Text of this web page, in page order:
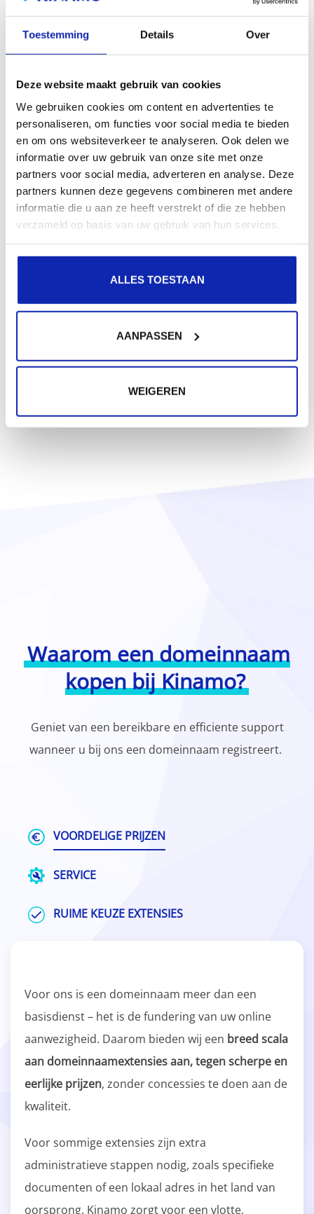
Toestemming Details Over
Deze website maakt gebruik van cookies
We gebruiken cookies om content en advertenties te
personaliseren, om functies voor social media te bieden
en om ons websiteverkeer te analyseren. Ook delen we
informatie over uw gebruik van onze site met onze
partners voor social media, adverteren en analyse. Deze
partners kunnen deze gegevens combineren met andere
informatie die u aan ze heeft verstrekt of die ze hebben
verzameld op basis van uw gebruik van hun services.
ALLES TOESTAAN
AANPASSEN
WEIGEREN
Registreer uw domeinnamen
Waarom een domeinnaam
kopen bij Kinamo?
Geniet van een bereikbare en efficiente support
wanneer u bij ons een domeinnaam registreert.
VOORDELIGE PRIJZEN
SERVICE
RUIME KEUZE EXTENSIES
Voor ons is een domeinnaam meer dan een
basisdienst – het is de fundering van uw online
aanwezigheid. Daarom bieden wij een breed scala
aan domeinnaamextensies aan, tegen scherpe en
eerlijke prijzen, zonder concessies te doen aan de
kwaliteit.
Voor sommige extensies zijn extra
administratieve stappen nodig, zoals specifieke
documenten of een lokaal adres in het land van
oorsprong. Kinamo zorgt voor een vlotte,